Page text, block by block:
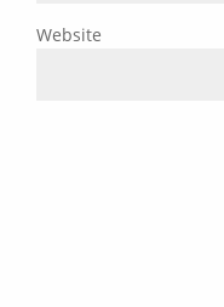
Website